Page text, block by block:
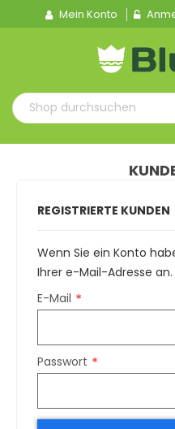
Mein Konto
REGISTRIERTE KUNDEN
Wenn Sie ein Konto
Ihrer e-Mail-Adresse an.
E-Mail
Passwort